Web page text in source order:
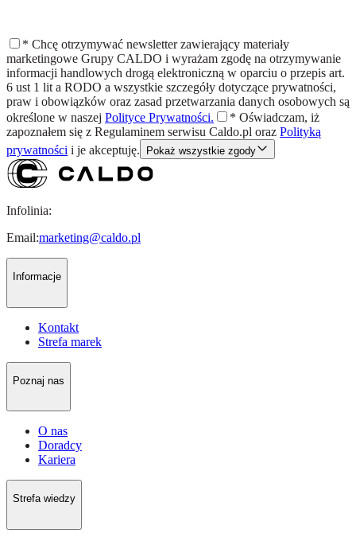
* Chcę otrzymywać newsletter zawierający materiały
marketingowe Grupy CALDO i wyrażam zgodę na otrzymywanie
informacji handlowych drogą elektroniczną w oparciu o przepis art.
6 ust 1 lit a RODO a wszystkie szczegóły dotyczące prywatności,
praw i obowiązków oraz zasad przetwarzania danych osobowych są
określone w naszej Polityce Prywatności. * Oświadczam, iż
zapoznałem się z Regulaminem serwisu Caldo.pl oraz Polityką
prywatności i je akceptuję. Pokaż wszystkie zgody
Infolinia:
Email:marketing@caldo.pl
Informacje
Kontakt
Strefa marek
Poznaj nas
O nas
Doradcy
Kariera
Strefa wiedzy